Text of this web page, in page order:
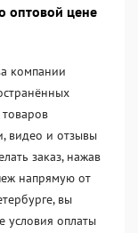
оптовой цене
компании
видео и отзывы
заказ, нажав
напрямую от
вы
условия оплаты